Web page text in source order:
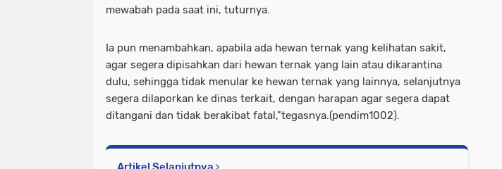
mewabah pada saat ini, tuturnya.
Ia pun menambahkan, apabila ada hewan ternak yang kelihatan sakit,
agar segera dipisahkan dari hewan ternak yang lain atau dikarantina
dulu, sehingga tidak menular ke hewan ternak yang lainnya, selanjutnya
segera dilaporkan ke dinas terkait, dengan harapan agar segera dapat
ditangani dan tidak berakibat fatal,"tegasnya.(pendim1002).